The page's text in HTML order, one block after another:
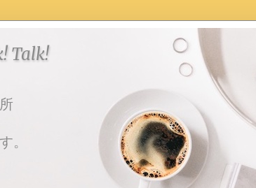
Talk!
。